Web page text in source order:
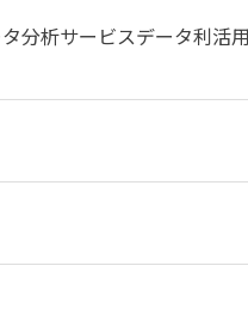
分析サービスデータ利活